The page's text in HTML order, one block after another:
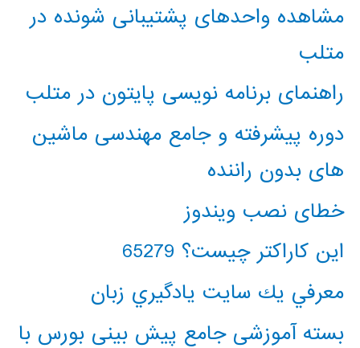
مشاهده واحدهای پشتیبانی شونده در
متلب
راهنمای برنامه نویسی پایتون در متلب
دوره پیشرفته و جامع مهندسی ماشین
های بدون راننده
خطای نصب ویندوز
این کاراکتر چیست؟ 65279
معرفي يك سايت يادگيري زبان
بسته آموزشی جامع پیش بینی بورس با